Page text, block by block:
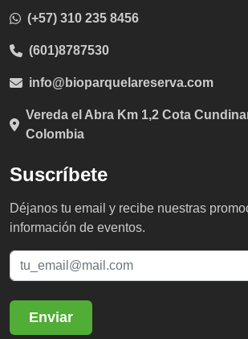
(+57) 310 235 8456
(601)8787530
info@bioparquelareserva.com
Vereda el Abra Km 1,2 Cota
Colombia
Suscríbete
Déjanos tu email y recibe nuestras
información de eventos.